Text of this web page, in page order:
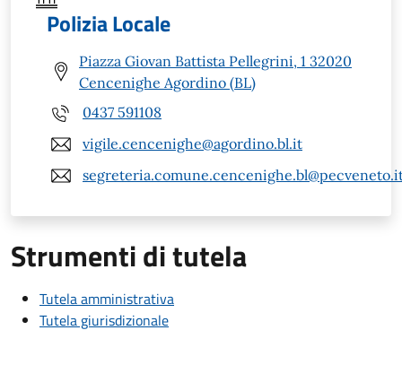
Polizia Locale
Piazza Giovan Battista Pellegrini, 1 32020
Cencenighe Agordino (BL)
0437 591108
vigile.cencenighe@agordino.bl.it
Strumenti di tutela
Tutela amministrativa
Tutela giurisdizionale